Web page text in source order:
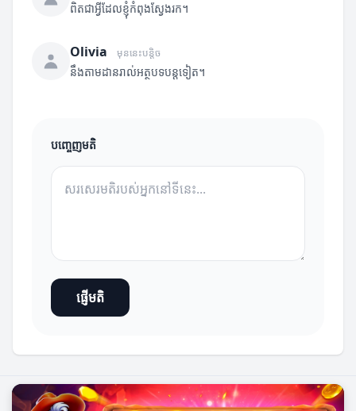
ពិតជាអ្វីដែលខ្ញុំកំពុងស្វែងរក។
Olivia មុននេះបន្តិច
នឹងតាមដានរាល់អត្ថបទបន្តទៀត។
បញ្ចេញមតិ
ផ្ញើមតិ